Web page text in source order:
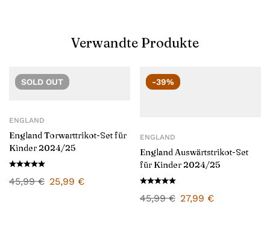
Verwandte Produkte
SOLD OUT
ENGLAND
England Torwarttrikot-Set für
Kinder 2024/25
45,99€ 25,99 €
-39%
ENGLAND
England Auswärtstrikot-Set
für Kinder 2024/25
45,99€ 27,99 €